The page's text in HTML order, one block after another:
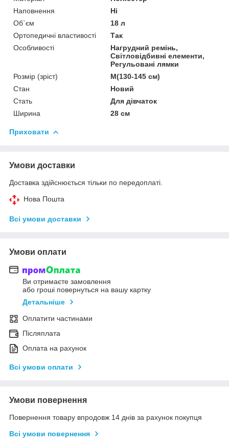
Наповнення
Ні
Об`єм
18 л
Ортопедичні властивості
Так
Особливості
Нагрудний ремінь,
Світловідбивні елементи,
Регульовані лямки
Розмір (зріст)
M(130-145 см)
Стан
Новий
Стать
Для дівчаток
Ширина
28 см
Приховати
Умови доставки
Доставка здійснюється тільки по передоплаті.
Нова Пошта
Всі умови доставки
Умови оплати
Ви отримаєте замовлення
або гроші повернуться на вашу картку
Детальніше
Оплатити частинами
Післяплата
Оплата на рахунок
Всі умови оплати
Умови повернення
Повернення товару впродовж 14 днів за рахунок покупця
Всі умови повернення